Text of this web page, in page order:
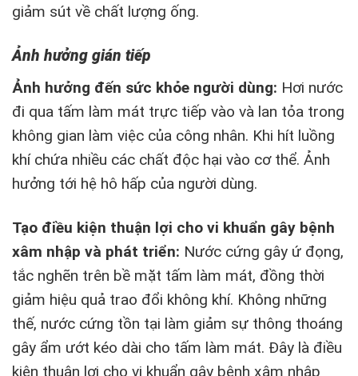
giảm sút về chất lượng ống.
Ảnh hưởng gián tiếp
Ảnh hưởng đến sức khỏe người dùng: Hơi nước
đi qua tấm làm mát trực tiếp vào và lan tỏa trong
không gian làm việc của công nhân. Khi hít luồng
khí chứa nhiều các chất độc hại vào cơ thể. Ảnh
hưởng tới hệ hô hấp của người dùng.
Tạo điều kiện thuận lợi cho vi khuẩn gây bệnh
xâm nhập và phát triển: Nước cứng gây ứ đọng,
tắc nghẽn trên bề mặt tấm làm mát, đồng thời
giảm hiệu quả trao đổi không khí. Không những
thế, nước cứng tồn tại làm giảm sự thông thoáng
gây ẩm ướt kéo dài cho tấm làm mát. Đây là điều
kiện thuận lợi cho vi khuẩn gây bệnh xâm nhập